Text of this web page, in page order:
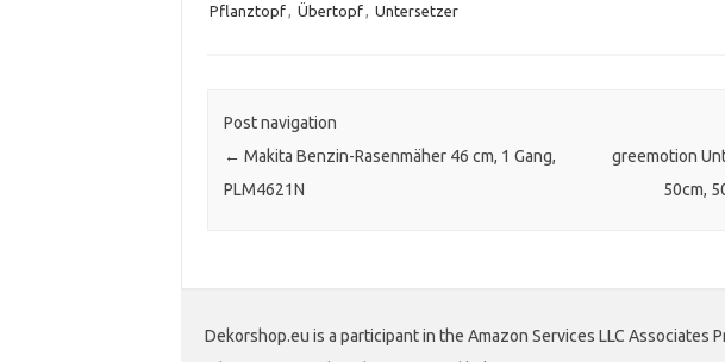
Pflanztopf, Übertopf, Untersetzer
Post navigation
← Makita Benzin-Rasenmäher 46 cm, 1 Gang,
PLM4621N
greemotion
50cm,
Dekorshop.eu is a participant in the Amazon Services LLC